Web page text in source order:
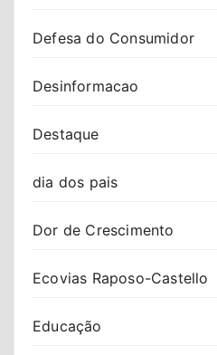
Defesa do Consumidor
Desinformacao
Destaque
dia dos pais
Dor de Crescimento
Ecovias Raposo-Castello
Educação